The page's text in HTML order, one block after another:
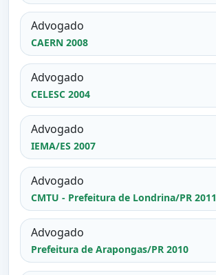
Advogado
CAERN 2008
Advogado
CELESC 2004
Advogado
IEMA/ES 2007
Advogado
CMTU - Prefeitura de Londrina/PR 2011
Advogado
Prefeitura de Arapongas/PR 2010